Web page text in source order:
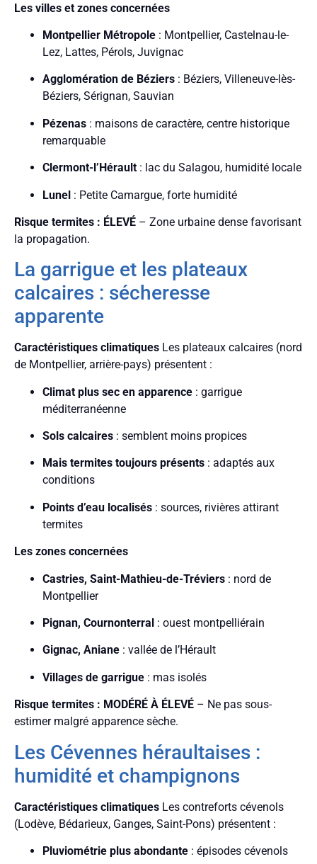
Les villes et zones concernées
Montpellier Métropole : Montpellier, Castelnau-le-
Lez, Lattes, Pérols, Juvignac
Agglomération de Béziers : Béziers, Villeneuve-lès-
Béziers, Sérignan, Sauvian
Pézenas : maisons de caractère, centre historique
remarquable
Clermont-l’Hérault : lac du Salagou, humidité locale
Lunel : Petite Camargue, forte humidité
Risque termites : ÉLEVÉ – Zone urbaine dense favorisant
la propagation.
La garrigue et les plateaux
calcaires : sécheresse
apparente
Caractéristiques climatiques Les plateaux calcaires (nord
de Montpellier, arrière-pays) présentent :
Climat plus sec en apparence : garrigue
méditerranéenne
Sols calcaires : semblent moins propices
Mais termites toujours présents : adaptés aux
conditions
Points d’eau localisés : sources, rivières attirant
termites
Les zones concernées
Castries, Saint-Mathieu-de-Tréviers : nord de
Montpellier
Pignan, Cournonterral : ouest montpelliérain
Gignac, Aniane : vallée de l’Hérault
Villages de garrigue : mas isolés
Risque termites : MODÉRÉ À ÉLEVÉ – Ne pas sous-
estimer malgré apparence sèche.
Les Cévennes héraultaises :
humidité et champignons
Caractéristiques climatiques Les contreforts cévenols
(Lodève, Bédarieux, Ganges, Saint-Pons) présentent :
Pluviométrie plus abondante : épisodes cévenols